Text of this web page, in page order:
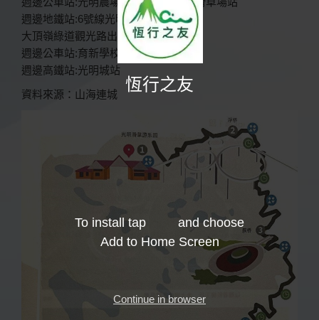
週邊地鐵站:6號線光明街站B口
大頂嶺綠道觀光路出入口
週邊公車站:育新學校站、觀光路口站
週邊高鐵站:光明城站
資料來源：山海連城
恆行之友
To install tap
and choose
Add to Home Screen
Continue in browser